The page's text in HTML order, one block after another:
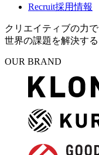
Recruit採用情報
クリエイティブの力で
世界の課題を解決する
OUR BRAND